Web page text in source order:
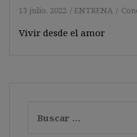
13 julio, 2022 ENTRENA
Vivir desde el amor